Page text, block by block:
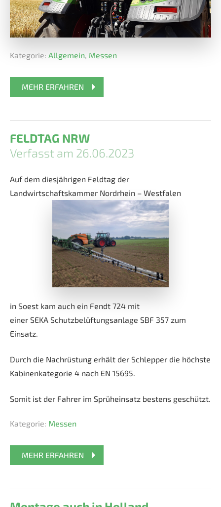
Kategorie: Allgemein, Messen
MEHR ERFAHREN
FELDTAG NRW
Verfasst am 26.06.2023
Auf dem diesjährigen Feldtag der
Landwirtschaftskammer Nordrhein – Westfalen
in Soest kam auch ein Fendt 724 mit
einer SEKA Schutzbelüftungsanlage SBF 357 zum
Einsatz.
Durch die Nachrüstung erhält der Schlepper die höchste
Kabinenkategorie 4 nach EN 15695.
Somit ist der Fahrer im Sprüheinsatz bestens geschützt.
Kategorie: Messen
MEHR ERFAHREN